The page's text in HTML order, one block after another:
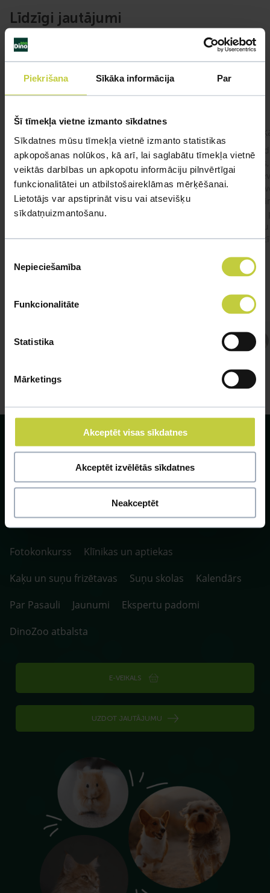
Piekrišana Sīkāka informācija Par
Šī tīmekļa vietne izmanto sīkdatnes
Sīkdatnes mūsu tīmekļa vietnē izmanto statistikas
apkopošanas nolūkos, kā arī, lai saglabātu tīmekļa vietnē
veiktās darbības un apkopotu informāciju pilnvērtīgai
funkcionalitātei un atbilstošaireklāmas mērķēšanai.
Lietotājs var apstiprināt visu vai atsevišķu
sīkdatņuizmantošanu.
izvēle
Nepieciešamība
Funkcionalitāte
Statistika
Mārketings
Akceptēt visas sīkdatnes
Akceptēt izvēlētās sīkdatnes
Neakceptēt
Līdzīgi jautājumi
Mūsu eksperti spēs atbildēt uz jebkuru Jūsu jautājumu
kaķis apēdis plēvi
Ja kaķim gadījies apēst plastiku ,ko ieklāj zem
garnelēm kārbiņās apakšā.Kādas sekas varētu
būt?Kā kaķis varētu reağēt...Ko darīt?
#kakis #apedis
Atbild Veterinārārsts,
SIA ZOO Centrs, LV40003622166,
Vienības gatve 109, Rīga, Latvija, LV-1058.
P. 10:00-20:00 / S.SV. 10:00-16:00
Fotokonkurss
Klīnikas un aptiekas
Kaķu un suņu frizētavas
Suņu skolas
Kalendārs
Par Pasauli
Jaunumi
Ekspertu padomi
DinoZoo atbalsta
E-VEIKALS
UZDOT JAUTĀJUMU